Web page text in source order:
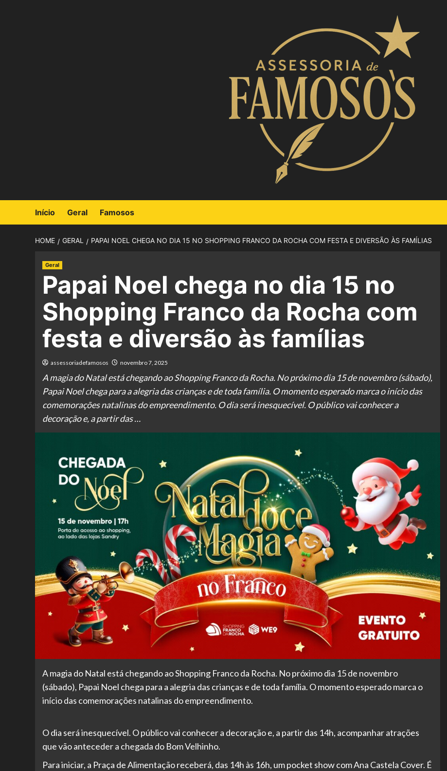
Início Geral Famosos
HOME GERAL PAPAI NOEL CHEGA NO DIA 15 NO SHOPPING FRANCO DA ROCHA COM FESTA E DIVERSÃO ÀS FAMÍLIAS
Geral
Papai Noel chega no dia 15 no
Shopping Franco da Rocha com
festa e diversão às famílias
assessoriadefamosos novembro 7, 2025
A magia do Natal está chegando ao Shopping Franco da Rocha. No próximo dia 15 de novembro (sábado),
Papai Noel chega para a alegria das crianças e de toda família. O momento esperado marca o início das
comemorações natalinas do empreendimento. O dia será inesquecível. O público vai conhecer a
decoração e, a partir das …
A magia do Natal está chegando ao Shopping Franco da Rocha. No próximo dia 15 de novembro
(sábado), Papai Noel chega para a alegria das crianças e de toda família. O momento esperado marca o
início das comemorações natalinas do empreendimento.
O dia será inesquecível. O público vai conhecer a decoração e, a partir das 14h, acompanhar atrações
que vão anteceder a chegada do Bom Velhinho.
Para iniciar, a Praça de Alimentação receberá, das 14h às 16h, um pocket show com Ana Castela Cover. É